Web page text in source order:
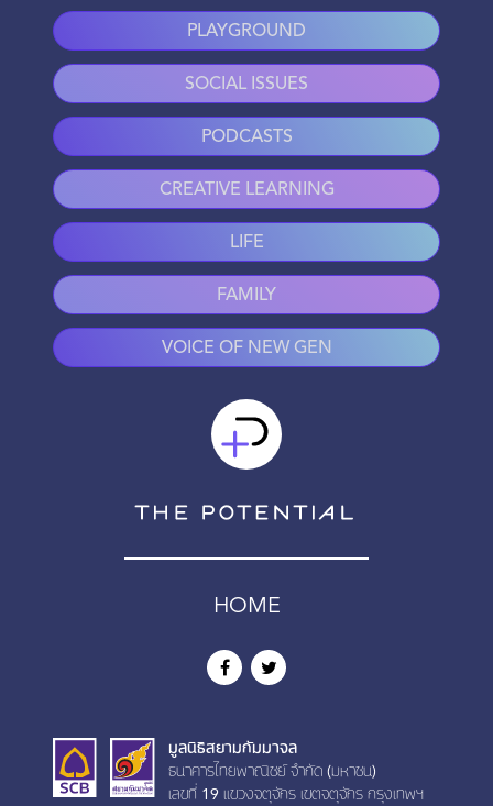
PLAYGROUND
SOCIAL ISSUES
PODCASTS
CREATIVE LEARNING
LIFE
FAMILY
VOICE OF NEW GEN
HOME
มูลนิธิสยามกัมมาจล
ธนาคารไทยพาณิชย์ จำกัด (มหาชน)
เลขที่ 19 เเขวงจตุจักร เขตจตุจักร กรุงเทพฯ